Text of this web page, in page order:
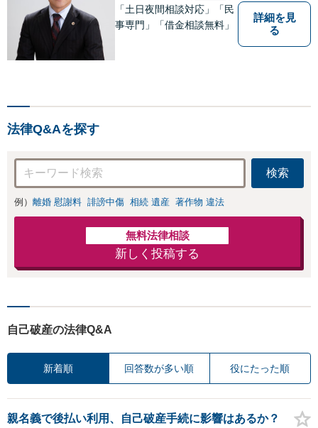
「土日夜間相談対応」「民
事専門」「借金相談無料」
詳細を見
る
法律Q&Aを探す
検索
例） 離婚 慰謝料 誹謗中傷 相続 遺産 著作物 違法
無料法律相談
新しく投稿する
自己破産の法律Q&A
新着順 回答数が多い順 役にたった順
親名義で後払い利用、自己破産手続に影響はあるか？